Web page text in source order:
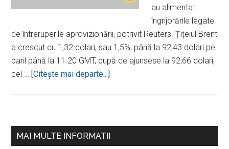
au alimentat
îngrijorările legate
de întreruperile aprovizionării, potrivit Reuters. Țițeiul Brent
a crescut cu 1,32 dolari, sau 1,5%, până la 92,43 dolari pe
baril până la 11.20 GMT, după ce ajunsese la 92,66 dolari,
cel … [Citeşte mai departe...]
92
de
Bara
MAI MULTE INFORMATII